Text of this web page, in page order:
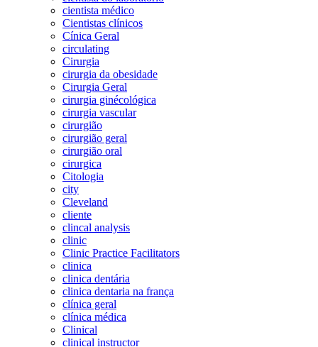
cientista médico
Cientistas clínicos
Cínica Geral
circulating
Cirurgia
cirurgia da obesidade
Cirurgia Geral
cirurgia ginécológica
cirurgia vascular
cirurgião
cirurgião geral
cirurgião oral
cirurgica
Citologia
city
Cleveland
cliente
clincal analysis
clinic
Clinic Practice Facilitators
clinica
clinica dentária
clinica dentaria na frança
clínica geral
clínica médica
Clinical
clinical instructor